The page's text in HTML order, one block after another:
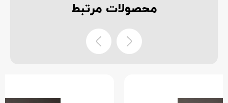
محصولات مرتبط